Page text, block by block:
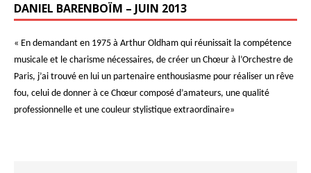
DANIEL BARENBOÏM – JUIN 2013
« En demandant en 1975 à Arthur Oldham qui réunissait la compétence
musicale et le charisme nécessaires, de créer un Chœur à l’Orchestre de
Paris, j’ai trouvé en lui un partenaire enthousiasme pour réaliser un rêve
fou, celui de donner à ce Chœur composé d’amateurs, une qualité
professionnelle et une couleur stylistique extraordinaire»